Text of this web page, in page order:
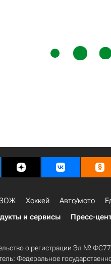
Хоккей Авто/мото
и сервисы Пресс-
о регистрации Эл №
Федеральное